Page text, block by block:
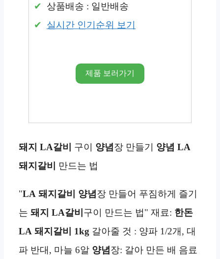
상품배송 : 일반배송
실시간 인기순위 보기
제품 보러가기
돼지 LA갈비 구이 양념 장 만들기 양념 LA
돼지갈비
만드는 법
"LA 돼지갈비 양념 장 만들어 푸짐하게 즐기
는 돼지 LA갈비 구이 만드는 법" 재료: 한돈
LA 돼지갈비 1kg 갈아줄 것 : 양파 1/2개, 대
파 반대, 마늘 6알 양념 장: 갈아 만든 배 음료